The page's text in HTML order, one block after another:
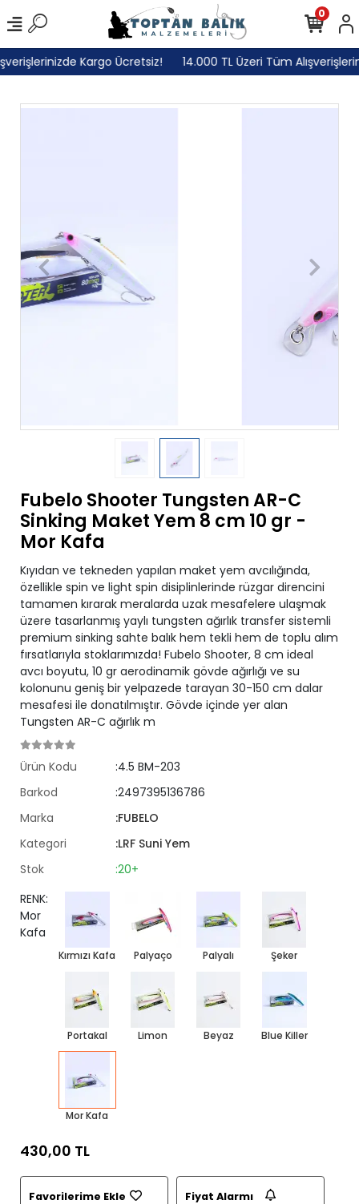
Kargo Ücretsiz! 14.000 TL Üzeri Tüm
0
Fubelo Shooter Tungsten AR-C
Sinking Maket Yem 8 cm 10 gr -
Mor Kafa
Kıyıdan ve tekneden yapılan maket yem avcılığında,
özellikle spin ve light spin disiplinlerinde rüzgar direncini
tamamen kırarak meralarda uzak mesafelere ulaşmak
üzere tasarlanmış yaylı tungsten ağırlık transfer sistemli
premium sinking sahte balık hem tekli hem de toplu alım
fırsatlarıyla stoklarımızda! Fubelo Shooter, 8 cm ideal
avcı boyutu, 10 gr aerodinamik gövde ağırlığı ve su
kolonunu geniş bir yelpazede tarayan 30-150 cm dalar
mesafesi ile donatılmıştır. Gövde içinde yer alan
Tungsten AR-C ağırlık m
Ürün Kodu
:4.5 BM-203
Barkod
:2497395136786
Marka
:FUBELO
Kategori
:LRF Suni Yem
Stok
:20+
RENK:
Mor
Kafa
Kırmızı Kafa Palyaço Palyalı Şeker
Portakal Limon Beyaz Blue Killer
Mor Kafa
430,00 TL
Favorilerime Ekle Fiyat Alarmı